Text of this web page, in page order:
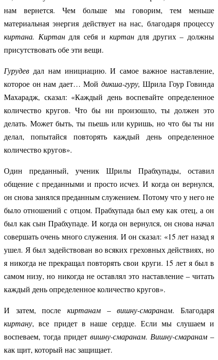
нам вернется. Чем больше мы говорим, тем меньше
материальная энергия действует на нас, благодаря процессу
киртана. Киртан для себя и киртан для других – должны
присутствовать обе эти вещи.
Гурудев дал нам инициацию. И самое важное наставление,
которое он нам дает… Мой дикша-гуру, Шрила Гоур Говинда
Махарадж, сказал: «Каждый день воспевайте определенное
количество кругов. Что бы ни произошло, ты должен это
делать. Может быть, ты пьешь или куришь, но что бы ты ни
делал, попытайся повторять каждый день определенное
количество кругов».
Один преданный, ученик Шрилы Прабхупады, оставил
общение с преданными и просто исчез. И когда он вернулся,
он снова занялся преданным служением. Потому что у него не
было отношений с отцом. Прабхупада был ему как отец, а он
был как сын Прабхупаде. И когда он вернулся, он снова начал
совершать очень много служения. И он сказал: «15 лет назад я
ушел. Я был задействован во всяких греховных действиях, но
я никогда не прекращал повторять свои круги. 15 лет я был в
самом низу, но никогда не оставлял это наставление – читать
каждый день определенное количество кругов».
И затем, после киртанам –вишну-смаранам. Благодаря
киртану, все придет в наше сердце. Если мы слушаем и
воспеваем, тогда придет вишну-смаранам. Вишну-смаранам –
как щит, который нас защищает.